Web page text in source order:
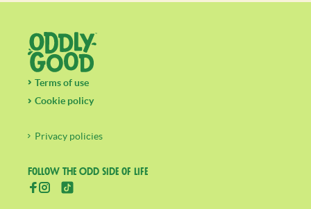
Terms of use
Cookie policy
Privacy policies
Follow the Odd side of life
(aukeaa uuteen välilehteen)
(aukeaa uuteen välilehteen)
(aukeaa uuteen välilehteen)